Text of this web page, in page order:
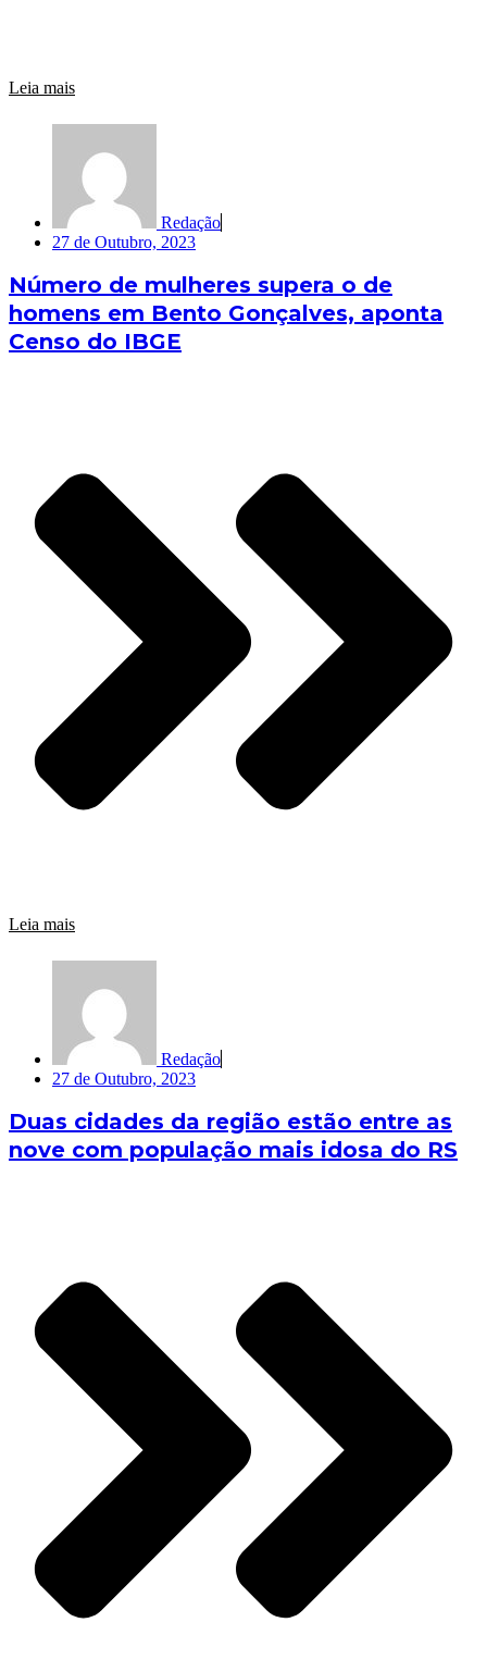
Leia mais
Redação
27 de Outubro, 2023
Número de mulheres supera o de
homens em Bento Gonçalves, aponta
Censo do IBGE
Leia mais
Redação
27 de Outubro, 2023
Duas cidades da região estão entre as
nove com população mais idosa do RS